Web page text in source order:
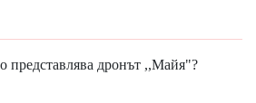
представлява дронът ,,Майя"?